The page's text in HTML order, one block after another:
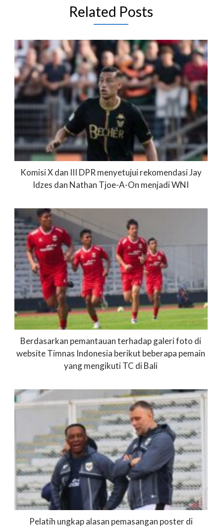
Related Posts
Komisi X dan III DPR menyetujui rekomendasi Jay
Idzes dan Nathan Tjoe-A-On menjadi WNI
Berdasarkan pemantauan terhadap galeri foto di
website Timnas Indonesia berikut beberapa pemain
yang mengikuti TC di Bali
Pelatih ungkap alasan pemasangan poster di